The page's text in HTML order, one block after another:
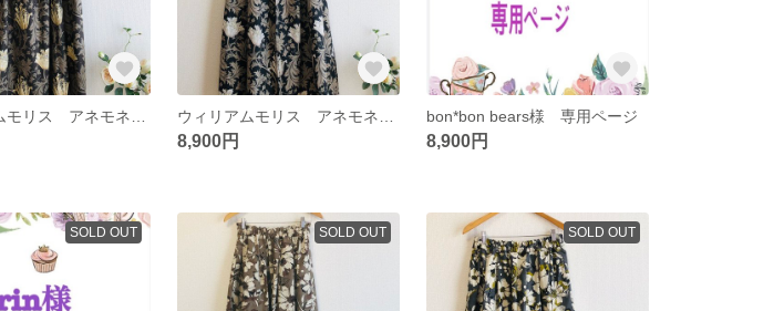
8,900円
bon*bon bears様 専用ページ
8,900円
SOLD OUT SOLD OUT SOLD OUT